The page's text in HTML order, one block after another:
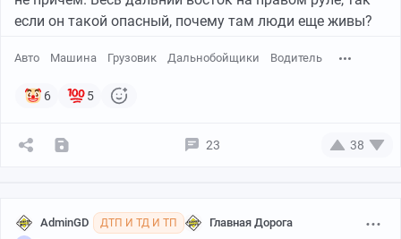
если он такой опасный, почему там люди еще живы?
Авто Машина Грузовик Дальнобойщики Водитель
6 5
23 38
AdminGD ДТП И ТД И ТП Главная Дорога